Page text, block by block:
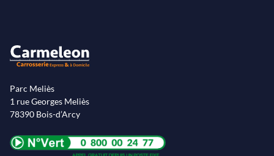
Parc Meliès
1 rue Georges Meliès
78390 Bois-d’Arcy